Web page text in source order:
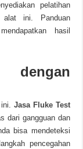
pelatihan
alat ini. Panduan
hasil
dengan
Jasa Fluke Test
dari gangguan dan
bisa mendeteksi
pencegahan